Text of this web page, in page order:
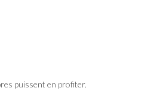
puissent en profiter.